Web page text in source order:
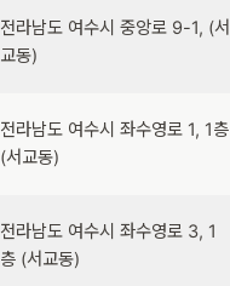
전라남도 여수시 중앙로 9-1, (서
교동)
전라남도 여수시 좌수영로 1, 1층
(서교동)
전라남도 여수시 좌수영로 3, 1
층 (서교동)